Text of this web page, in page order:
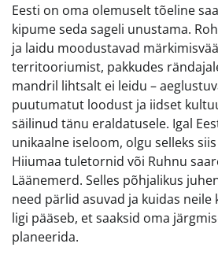
Eesti on oma olemuselt tõeline
kipume seda sageli unustama.
ja laidu moodustavad
territooriumist, pakkudes
mandril lihtsalt ei leidu –
puutumatut loodust ja iidset
säilinud tänu eraldatusele. Igal
unikaalne iseloom, olgu selleks
Hiiumaa tuletornid või Ruhnu
Läänemerd. Selles põhjalikus
need pärlid asuvad ja kuidas neile
ligi pääseb, et saaksid oma
planeerida.